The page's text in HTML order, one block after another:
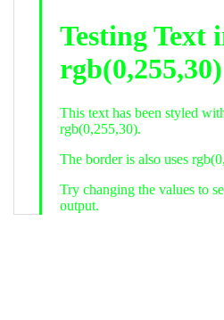
div class="textColor
< h1>Testing Text in